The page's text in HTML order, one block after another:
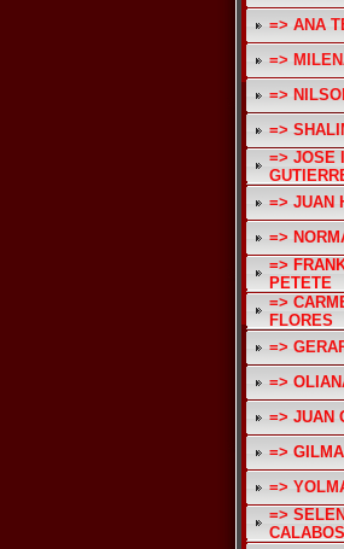
=> ANA
=>
=>
=>
=> JOSE
=> JUAN
=>
=>
PETETE
=>
FLORES
=>
=>
=> JUAN
=>
=>
=>